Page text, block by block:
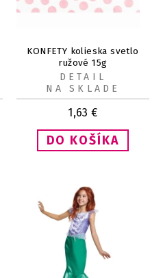
KONFETY kolieska svetlo
ružové 15g
1,63 €
DETAIL
NA SKLADE